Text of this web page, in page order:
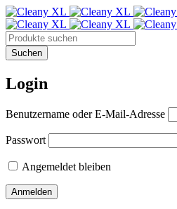
Login
Benutzername oder E-Mail-Adresse
Passwort
Angemeldet bleiben